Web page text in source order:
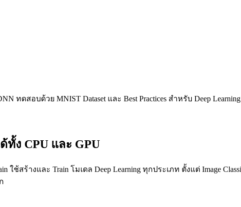
ทดสอบด้วย MNIST Dataset และ Best Practices สำหรับ Deep Learning
ทั้ง CPU และ GPU
ใช้สร้างและ Train โมเดล Deep Learning ทุกประเภท ตั้งแต่ Image